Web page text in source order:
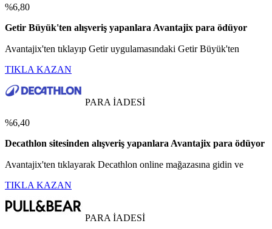
%6,80
Getir Büyük'ten alışveriş yapanlara Avantajix para ödüyor
Avantajix'ten tıklayıp Getir uygulamasındaki Getir Büyük'ten
TIKLA KAZAN
PARA İADESİ
%6,40
Decathlon sitesinden alışveriş yapanlara Avantajix para ödüyor
Avantajix'ten tıklayarak Decathlon online mağazasına gidin ve
TIKLA KAZAN
PARA İADESİ